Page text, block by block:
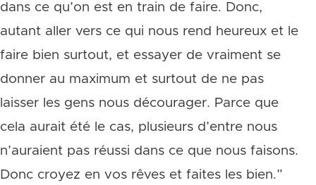
dans ce qu’on est en train de faire. Donc,
autant aller vers ce qui nous rend heureux et le
faire bien surtout, et essayer de vraiment se
donner au maximum et surtout de ne pas
laisser les gens nous décourager. Parce que
cela aurait été le cas, plusieurs d’entre nous
n’auraient pas réussi dans ce que nous faisons.
Donc croyez en vos rêves et faites les bien.”